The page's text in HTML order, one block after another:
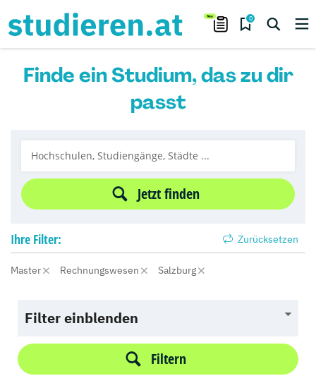
0
Finde ein Studium, das zu dir
passt
Jetzt finden
Ihre Filter: Zurücksetzen
Master Rechnungswesen Salzburg
Filter einblenden
Filtern